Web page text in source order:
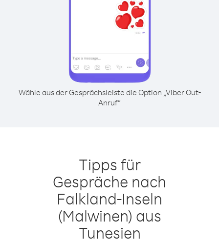
Wähle aus der Gesprächsleiste die Option „Viber Out-
Anruf“
Tipps für
Gespräche nach
Falkland-Inseln
(Malwinen) aus
Tunesien